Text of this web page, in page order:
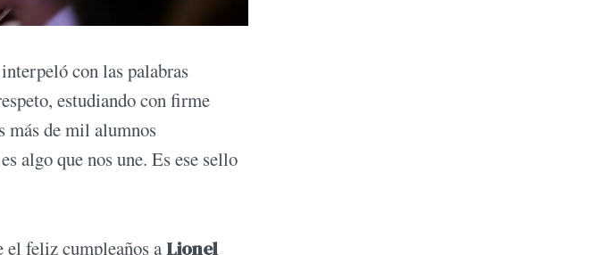
con las palabras
estudiando con firme
más de mil alumnos
algo que nos une. Es ese sello
el feliz cumpleaños a Lionel